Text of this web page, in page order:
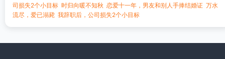
司损失2个小目标 时归向暖不知秋 恋爱十一年，男友和别人手捧结婚证 万水
流尽，爱已溺毙 我辞职后，公司损失2个小目标